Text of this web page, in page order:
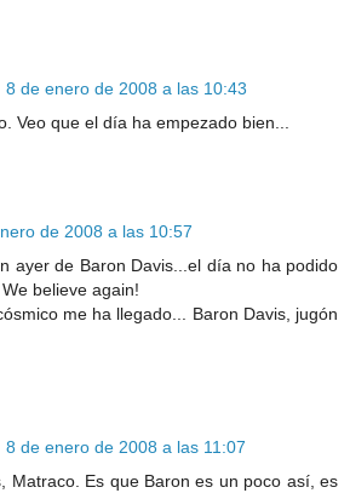
8 de enero de 2008 a las 10:43
Veo que el día ha empezado bien...
de 2008 a las 10:57
ayer de Baron Davis...el día no ha podido
believe again!
me ha llegado... Baron Davis, jugón
8 de enero de 2008 a las 11:07
Matraco. Es que Baron es un poco así, es